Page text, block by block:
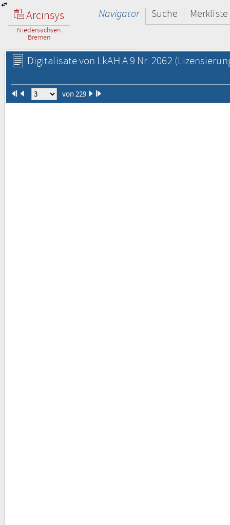
Arcinsys
Niedersachsen
Bremen
Navigator Suche Merkliste
Digitalisate von LkAH A 9 Nr. 2062
von 229